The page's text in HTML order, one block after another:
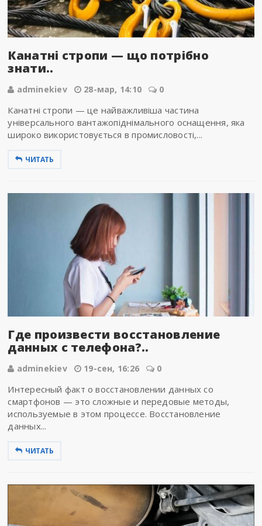
Канатні стропи — що потрібно
знати..
adminekiev 28-мар, 14:10 0
Канатні стропи — це найважливіша частина
універсального вантажопіднімального оснащення, яка
широко використовується в промисловості,...
ЧИТАТЬ
Где произвести восстановление
данных с телефона?..
adminekiev 19-сен, 16:26 0
Интересный факт о восстановлении данных со
смартфонов — это сложные и передовые методы,
используемые в этом процессе. Восстановление
данных...
ЧИТАТЬ